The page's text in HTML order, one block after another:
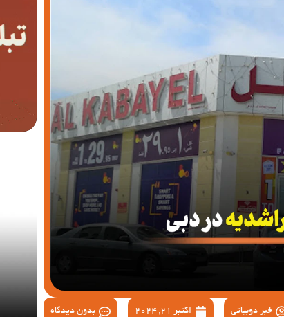
خبر دوبیاتی اکتبر 21, 2024 بدون دیدگاه